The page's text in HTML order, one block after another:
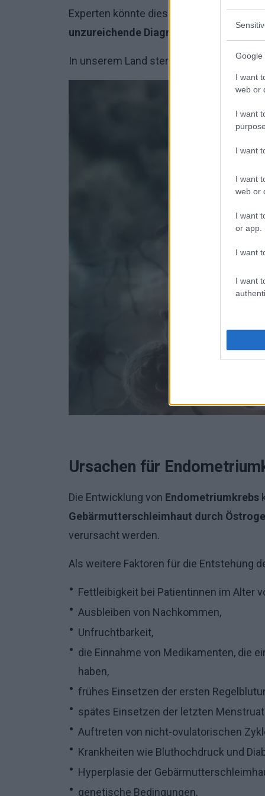
Google
I want
web or
I want
I want
I want
web or
I want
or app.
I want
I want
Experten könnte dies auf eine
unzureichende Diagnose
In unserem Land sterben jährlich etwa
Ursachen für
Die Entwicklung von Endometriumkrebs
Gebärmutterschleimhaut durch
verursacht werden.
Als weitere Faktoren für die Entstehung
Fettleibigkeit bei Patientinnen im Alter
Ausbleiben von Nachkommen,
Unfruchtbarkeit,
die Einnahme von Medikamenten, die
haben,
frühes Einsetzen der ersten
spätes Einsetzen der letzten
Auftreten von nicht-ovulatorischen
Krankheiten wie Bluthochdruck und
Hyperplasie der
genetische Bedingungen,